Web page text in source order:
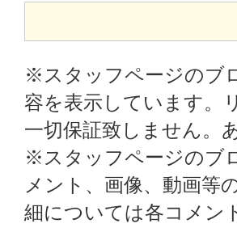
※スタッフページのブ
容を表示しています。
一切保証致しません。
※スタッフページのブ
メント、画像、動画等
細については各コメン